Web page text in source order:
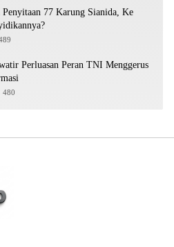
Penyitaan 77 Karung Sianida, Ke
Perluasan Peran TNI Menggerus
480